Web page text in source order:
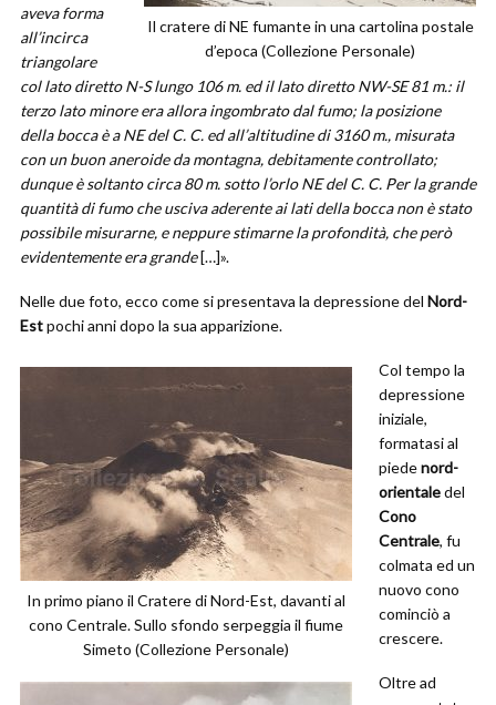
Il cratere di NE fumante in una cartolina postale
d’epoca (Collezione Personale)
aveva forma
all’incirca
triangolare
col lato diretto N-S lungo 106 m. ed il lato diretto NW-SE 81 m.: il
terzo lato minore era allora ingombrato dal fumo; la posizione
della bocca è a NE del C. C. ed all’altitudine di 3160 m., misurata
con un buon aneroide da montagna, debitamente controllato;
dunque è soltanto circa 80 m. sotto l’orlo NE del C. C. Per la grande
quantità di fumo che usciva aderente ai lati della bocca non è stato
possibile misurarne, e neppure stimarne la profondità, che però
evidentemente era grande[…]».
Nelle due foto, ecco come si presentava la depressione del Nord-
Estpochi anni dopo la sua apparizione.
In primo piano il Cratere di Nord-Est, davanti al
cono Centrale. Sullo sfondo serpeggia il fiume
Simeto (Collezione Personale)
Col tempo la
depressione
iniziale,
formatasi al
piedenord-
orientaledel
Cono
Centrale, fu
colmata ed un
nuovo cono
cominciò a
crescere.
Oltre ad